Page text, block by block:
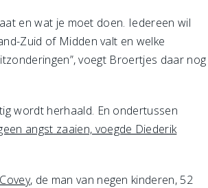
en wat je moet doen. Iedereen wil
Zuid of Midden valt en welke
voegt Broertjes daar nog
wordt herhaald. En ondertussen
angst zaaien, voegde Diederik
, de man van negen kinderen, 52